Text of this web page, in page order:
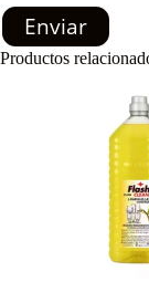
Enviar
Productos